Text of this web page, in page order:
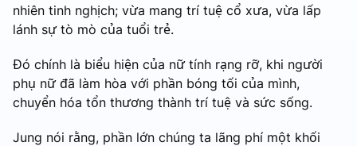
nhiên tinh nghịch; vừa mang trí tuệ cổ xưa, vừa lấp
lánh sự tò mò của tuổi trẻ.
Đó chính là biểu hiện của nữ tính rạng rỡ, khi người
phụ nữ đã làm hòa với phần bóng tối của mình,
chuyển hóa tổn thương thành trí tuệ và sức sống.
Jung nói rằng, phần lớn chúng ta lãng phí một khối